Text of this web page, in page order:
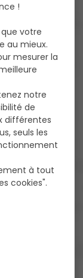
!
votre
au mieux.
mesurer la
notre
de
différentes
seuls les
à tout
cookies".